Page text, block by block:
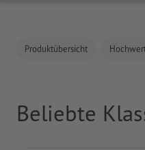
Produktübersicht
Beliebte